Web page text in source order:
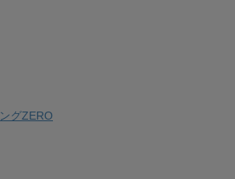
グZERO